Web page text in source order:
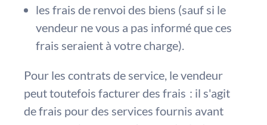
les frais de renvoi des biens (sauf si le
vendeur ne vous a pas informé que ces
frais seraient à votre charge).
Pour les contrats de service, le vendeur
peut toutefois facturer des frais : il s'agit
de frais pour des services fournis avant